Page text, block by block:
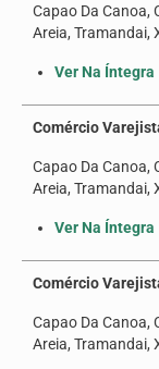
Galeria
Vídeos
Capao Da Canoa,
Areia, Tramandai,
Ver Na Íntegra
Comércio
Capao Da Canoa,
Areia, Tramandai,
Ver Na Íntegra
Comércio
Capao Da Canoa,
Areia, Tramandai,